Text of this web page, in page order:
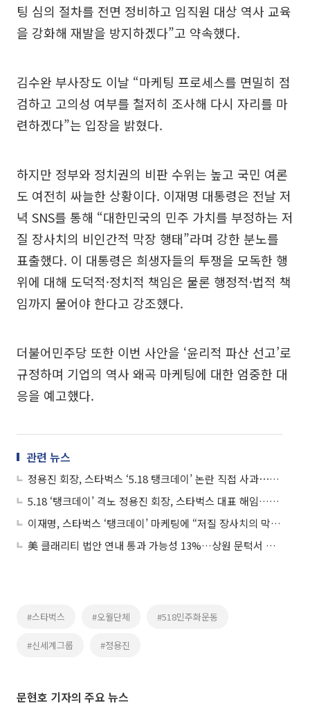
팅 심의 절차를 전면 정비하고 임직원 대상 역사 교육
을 강화해 재발을 방지하겠다”고 약속했다.
김수완 부사장도 이날 “마케팅 프로세스를 면밀히 점
검하고 고의성 여부를 철저히 조사해 다시 자리를 마
련하겠다”는 입장을 밝혔다.
하지만 정부와 정치권의 비판 수위는 높고 국민 여론
도 여전히 싸늘한 상황이다. 이재명 대통령은 전날 저
녁 SNS를 통해 “대한민국의 민주 가치를 부정하는 저
질 장사치의 비인간적 막장 행태”라며 강한 분노를
표출했다. 이 대통령은 희생자들의 투쟁을 모독한 행
위에 대해 도덕적·정치적 책임은 물론 행정적·법적 책
임까지 물어야 한다고 강조했다.
더불어민주당 또한 이번 사안을 ‘윤리적 파산 선고’로
규정하며 기업의 역사 왜곡 마케팅에 대한 엄중한 대
응을 예고했다.
관련 뉴스
정용진 회장, 스타벅스 ‘5.18 탱크데이’ 논란 직접 사과⋯“모든 책임은 저에게, 머리 숙여 사죄”
5.18 ‘탱크데이’ 격노 정용진 회장, 스타벅스 대표 해임…“일벌백계 본보기”
이재명, 스타벅스 ‘탱크데이’ 마케팅에 “저질 장사치의 막장행태⋯상응하는 책임져야”
美 클래리티 법안 연내 통과 가능성 13%…상원 문턱서 제동
#스타벅스 #오월단체 #518민주화운동
#신세계그룹 #정용진
문현호 기자의 주요 뉴스